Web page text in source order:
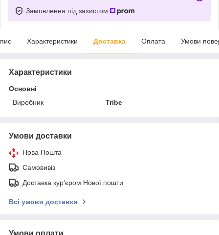
Замовлення під захистом
Характеристики Доставка Оплата Умови
Характеристики
Основні
Виробник
Tribe
Умови доставки
Нова Пошта
Самовивіз
Доставка кур'єром Нової пошти
Всі умови доставки
Умови оплати